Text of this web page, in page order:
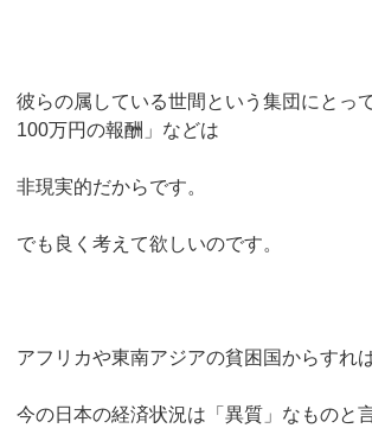
彼らの属している世間という集団にとっ
100万円の報酬」などは
非現実的だからです。
でも良く考えて欲しいのです。
アフリカや東南アジアの貧困国からすれば
今の日本の経済状況は「異質」なものと